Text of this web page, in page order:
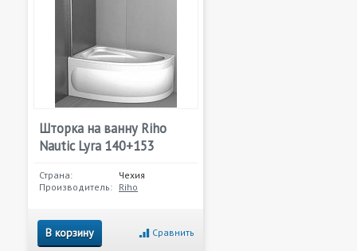
Шторка на ванну Riho
Nautic Lyra 140+153
Страна:
Чехия
Производитель: Riho
В корзину Сравнить